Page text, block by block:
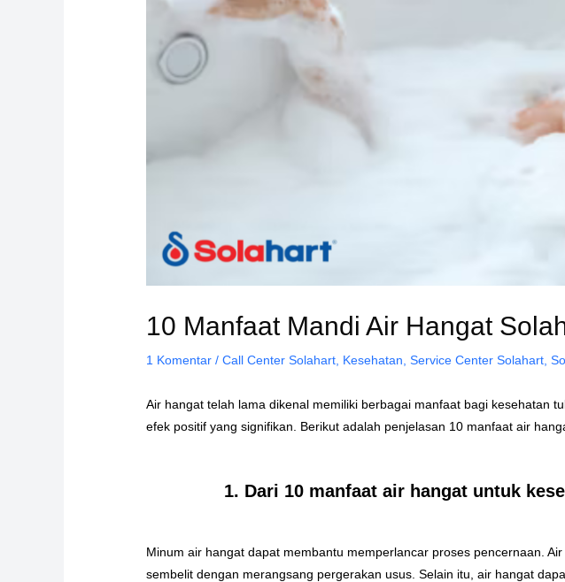
10 Manfaat Mandi Air Hangat
1 Komentar /Call Center Solahart, Kesehatan,Service Center Solahart,
Air hangat telah lama dikenal memiliki berbagai manfaat bagi kesehatan
efek positif yang signifikan. Berikut adalah penjelasan 10 manfaat air
1. Dari 10 manfaat air hangat untuk
Minum air hangat dapat membantu memperlancar proses pencernaan.
sembelit dengan merangsang pergerakan usus. Selain itu, air hangat